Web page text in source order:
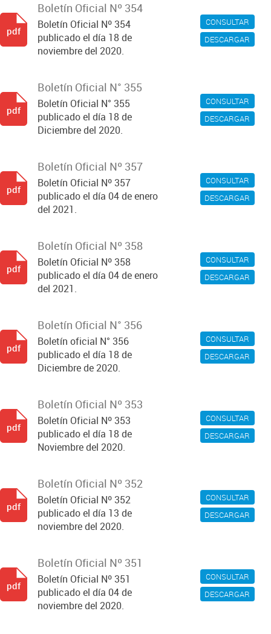
CONSULTAR
DESCARGAR
Boletín Oficial Nº 354
Boletín Oficial Nº 354
publicado el día 18 de
noviembre del 2020.
pdf
CONSULTAR
DESCARGAR
Boletín Oficial N° 355
Boletín Oficial N° 355
publicado el día 18 de
Diciembre del 2020.
pdf
CONSULTAR
DESCARGAR
Boletín Oficial Nº 357
Boletín Oficial Nº 357
publicado el día 04 de enero
del 2021.
pdf
CONSULTAR
DESCARGAR
Boletín Oficial Nº 358
Boletín Oficial Nº 358
publicado el día 04 de enero
del 2021.
pdf
CONSULTAR
DESCARGAR
Boletín Oficial N° 356
Boletín oficial N° 356
publicado el día 18 de
Diciembre de 2020.
pdf
CONSULTAR
DESCARGAR
Boletín Oficial Nº 353
Boletín Oficial Nº 353
publicado el día 18 de
Noviembre del 2020.
pdf
CONSULTAR
DESCARGAR
Boletín Oficial Nº 352
Boletín Oficial Nº 352
publicado el día 13 de
noviembre del 2020.
pdf
CONSULTAR
DESCARGAR
Boletín Oficial Nº 351
Boletín Oficial Nº 351
publicado el día 04 de
noviembre del 2020.
pdf